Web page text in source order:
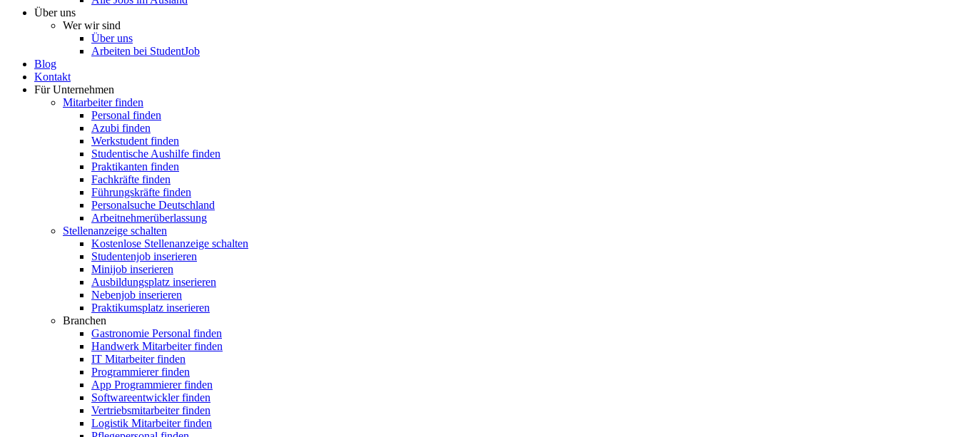
Über uns
Wer wir sind
Über uns
Arbeiten bei StudentJob
Blog
Kontakt
Für Unternehmen
Mitarbeiter finden
Personal finden
Azubi finden
Werkstudent finden
Studentische Aushilfe finden
Praktikanten finden
Fachkräfte finden
Führungskräfte finden
Personalsuche Deutschland
Arbeitnehmerüberlassung
Stellenanzeige schalten
Kostenlose Stellenanzeige schalten
Studentenjob inserieren
Minijob inserieren
Ausbildungsplatz inserieren
Nebenjob inserieren
Praktikumsplatz inserieren
Branchen
Gastronomie Personal finden
Handwerk Mitarbeiter finden
IT Mitarbeiter finden
Programmierer finden
App Programmierer finden
Softwareentwickler finden
Vertriebsmitarbeiter finden
Logistik Mitarbeiter finden